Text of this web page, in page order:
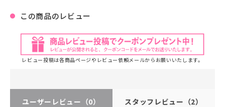
この商品のレビュー
レビュー投稿は各商品ページやレビュー依頼メールからお願いいたします。
ユーザーレビュー （0） スタッフレビュー （2）